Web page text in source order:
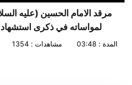
مرقد الامام الحسين (عليه
لمواساته في ذكرى استشهاد
مشاهدات : 1354 المدة : 03:48